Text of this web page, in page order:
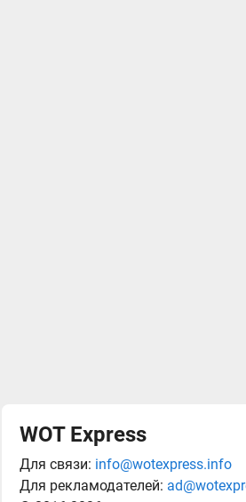
WOT Express
Для связи: info@wotexpress.info
Для рекламодателей: